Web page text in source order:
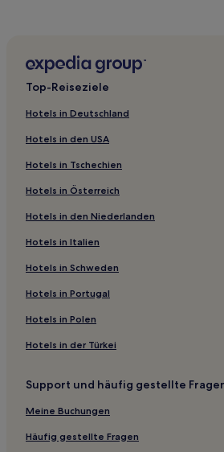
Sint-Ulriks-Kapelle: Hotels
Schepdaal: Hotels
Bekkerzeel: Hotels
Zellik: Hotels
Sint-Anna Pede: Hotels
Ruisbroek: Hotels
Beert: Hotels
Vlezenbeek: Hotels
Hotels nahe Bahnhof Sint-Pieters-
Groot-Bijgaarden: Hotels
Hotels nahe Straßenbahnhaltestelle
Wambeek: Hotels
Sint-Stevens-Woluwe: Hotels
Hotels nahe Brasserie Timmermans
Hotels nahe Bahnhof Beersel
Top-Reiseziele
Hotels in Deutschland
Hotels in den USA
Hotels in Tschechien
Hotels in Österreich
Hotels in den Niederlanden
Hotels in Italien
Hotels in Schweden
Hotels in Portugal
Hotels in Polen
Hotels in der Türkei
Support und häufig gestellte
Meine Buchungen
Häufig gestellte Fragen